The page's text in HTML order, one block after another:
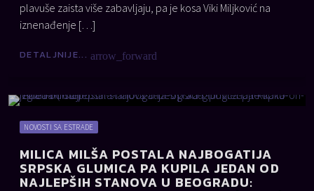
plavuše zaista više zabavljaju, pa je kosa Viki Miljković na
iznenađenje […]
DETALJNIJE...arrow_forward
NOVOSTI SA ESTRADE
MILICA MILŠA POSTALA NAJBOGATIJA
SRPSKA GLUMICA PA KUPILA JEDAN OD
NAJLEPŠIH STANOVA U BEOGRADU: